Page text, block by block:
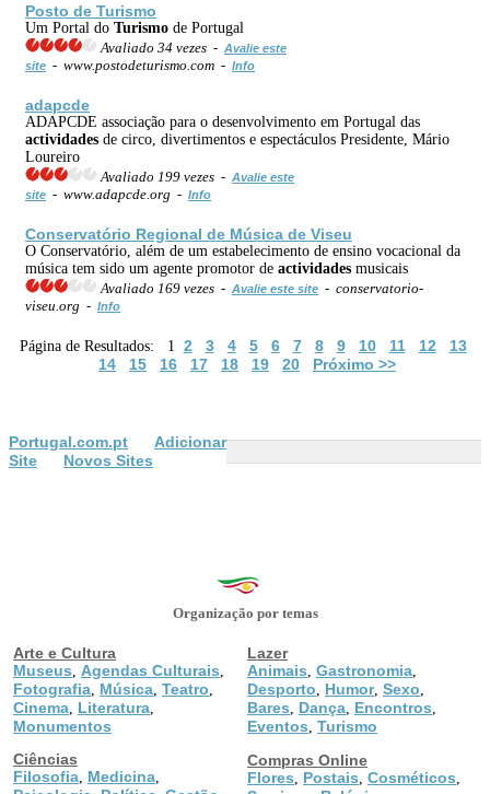
Posto de Turismo
Um Portal do Turismo de Portugal
Avaliado 34 vezes - Avalie este
site - www.postodeturismo.com - Info
adapcde
ADAPCDE associação para o desenvolvimento em Portugal das
actividades de circo, divertimentos e espectáculos Presidente, Mário
Loureiro
Avaliado 199 vezes - Avalie este
site - www.adapcde.org - Info
Conservatório Regional de Música de Viseu
O Conservatório, além de um estabelecimento de ensino vocacional da
música tem sido um agente promotor de actividades musicais
Avaliado 169 vezes - Avalie este site - conservatorio-
viseu.org - Info
Página de Resultados: 1 2 3 4 5 6 7 8 9 10 11 12
13
14
15 16 17 18 19 20 Próximo >>
Portugal.com.pt
Adicionar
Site
Novos Sites
Organização por temas
Arte e Cultura
Museus
Agendas Culturais
Fotografia Música Teatro
Cinema Literatura
Monumentos
Ciências
Filosofia Medicina
Lazer
Animais Gastronomia
Desporto Humor, Sexo
Bares Dança Encontros
Eventos Turismo
Compras Online
Flores
Postais Cosméticos